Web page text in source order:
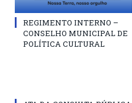
REGIMENTO INTERNO –
CONSELHO MUNICIPAL DE
POLÍTICA CULTURAL